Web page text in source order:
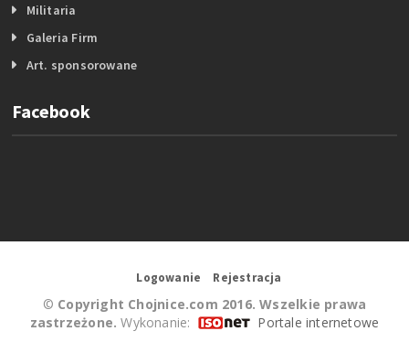
Militaria
Galeria Firm
Art. sponsorowane
Facebook
Logowanie Rejestracja
© Copyright Chojnice.com 2016. Wszelkie prawa
zastrzeżone. Wykonanie: Portale internetowe